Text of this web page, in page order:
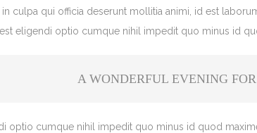
culpa qui officia deserunt mollitia animi, id est
eligendi optio cumque nihil impedit quo minus id
A WONDERFUL EVENING
optio cumque nihil impedit quo minus id quod